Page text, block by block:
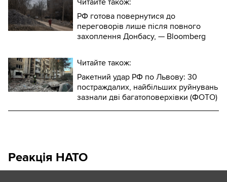
РФ готова повернутися до
переговорів лише після повного
захоплення Донбасу, — Bloomberg
Читайте також:
Ракетний удар РФ по Львову: 30
постраждалих, найбільших руйнувань
зазнали дві багатоповерхівки (ФОТО)
Реакція НАТО